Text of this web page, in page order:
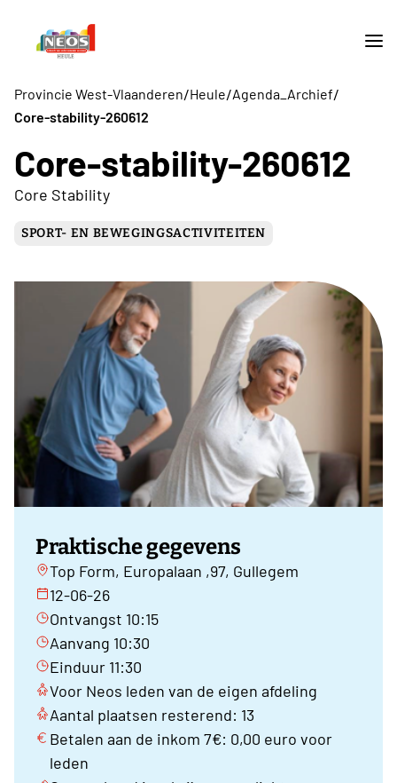
Provincie West-Vlaanderen/Heule/Agenda_Archief/
Core-stability-260612
Core-stability-260612
Core Stability
SPORT- EN BEWEGINGSACTIVITEITEN
Praktische gegevens
Top Form, Europalaan ,97, Gullegem
12-06-26
Ontvangst 10:15
Aanvang 10:30
Einduur 11:30
Voor Neos leden van de eigen afdeling
Aantal plaatsen resterend: 13
Betalen aan de inkom 7€: 0,00 euro voor
leden